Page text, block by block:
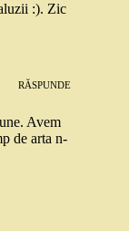
:). Zic
RĂSPUNDE
Avem
de arta n-